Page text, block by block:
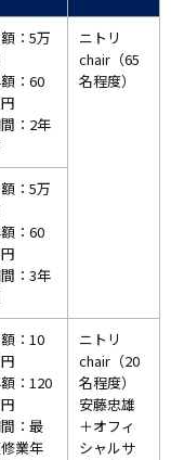
：5万
：60
：2年
ニトリ
chair（65
名程度）
：5万
：60
：3年
：10
：120
：最
業年
ニトリ
chair（20
名程度）
安藤忠雄
＋オフィ
シャルサ